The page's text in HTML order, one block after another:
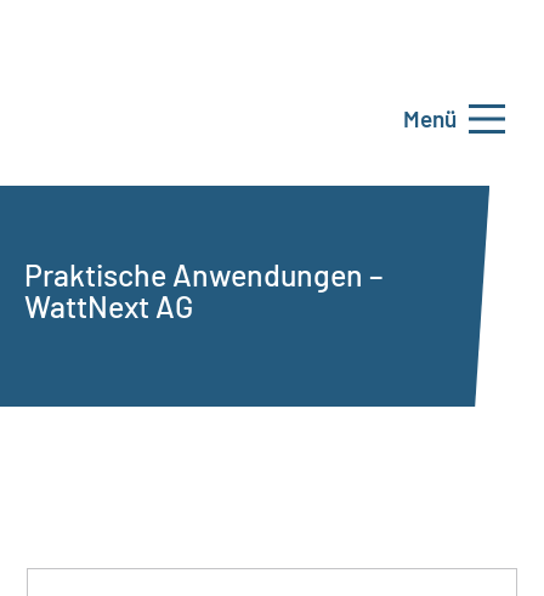
Menü
Praktische Anwendungen –
WattNext AG